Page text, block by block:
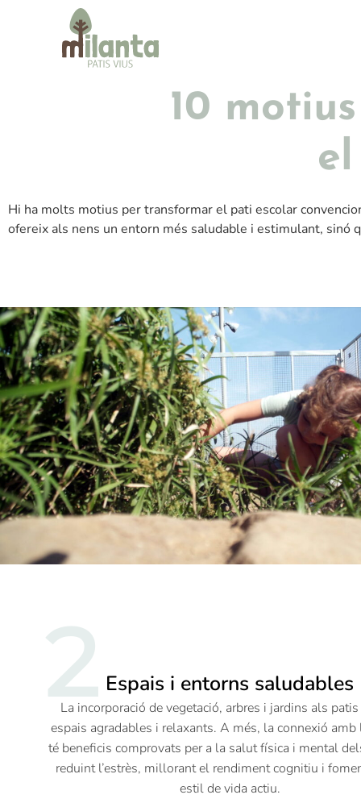
10
Hi ha molts motius per transformar el pati escolar
ofereix als nens un entorn més saludable i estimulant, sinó
2 Espais i entorns saludables
La incorporació de vegetació, arbres i jardins als
espais agradables i relaxants. A més, la connexió amb
té beneficis comprovats per a la salut física i mental
reduint l’estrès, millorant el rendiment cognitiu i
estil de vida actiu.